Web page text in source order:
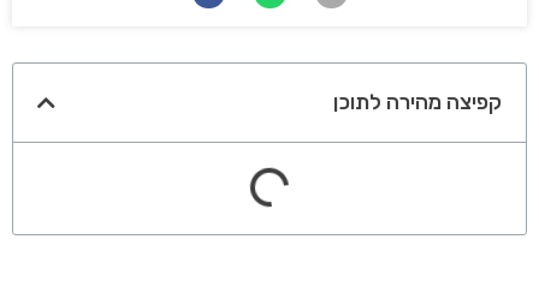
קפיצה מהירה לתוכן